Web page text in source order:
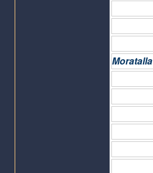
Moratalla